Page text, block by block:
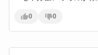
0 0